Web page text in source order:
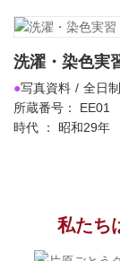
洗濯・染色実
写真資料
全日
所蔵番号： EE01
時代 ： 昭和29年
私たち